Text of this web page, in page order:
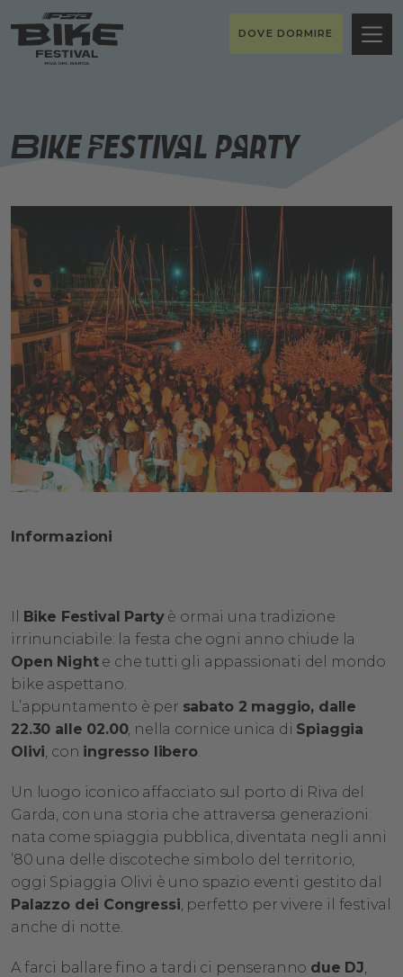
DOVE DORMIRE
Bike Festival Party
Informazioni
Il Bike Festival Partyè ormai una tradizione
irrinunciabile: la festa che ogni anno chiude la
Open Nighte che tutti gli appassionati del mondo
bike aspettano.
L’appuntamento è per sabato 2 maggio, dalle
22.30 alle 02.00, nella cornice unica di Spiaggia
Olivi, con ingresso libero.
Un luogo iconico affacciato sul porto di Riva del
Garda, con una storia che attraversa generazioni:
nata come spiaggia pubblica, diventata negli anni
’80 una delle discoteche simbolo del territorio,
oggi Spiaggia Olivi è uno spazio eventi gestito dal
Palazzo dei Congressi, perfetto per vivere il festival
anche di notte.
A farci ballare fino a tardi ci penseranno due DJ,